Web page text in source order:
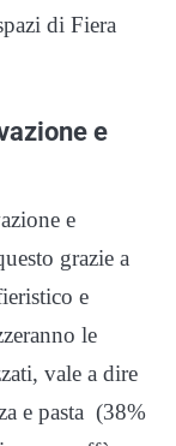
di Fiera
e
e
grazie a
e
le
vale a dire
e pasta (38%